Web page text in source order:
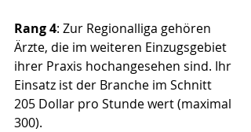
Rang 4: Zur Regionalliga gehören
Ärzte, die im weiteren Einzugsgebiet
ihrer Praxis hochangesehen sind. Ihr
Einsatz ist der Branche im Schnitt
205 Dollar pro Stunde wert (maximal
300).